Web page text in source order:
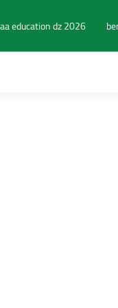
education dz 2026